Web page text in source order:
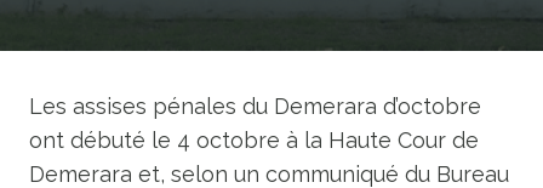
Les assises pénales du Demerara d’octobre
ont débuté le 4 octobre à la Haute Cour de
Demerara et, selon un communiqué du Bureau